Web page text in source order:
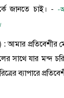
জানতে চাই। - -
: আমার প্রতিবেশীর
সাথে যার মন্দ
ব্যাপারে